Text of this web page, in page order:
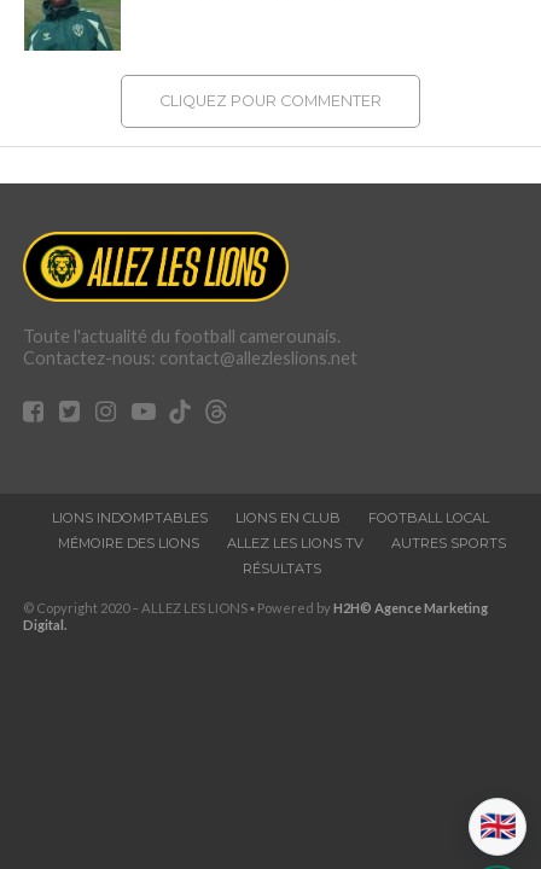
CLIQUEZ POUR COMMENTER
Toute l'actualité du football camerounais.
Contactez-nous: contact@allezleslions.net
LIONS INDOMPTABLES LIONS EN CLUB
FOOTBALL LOCAL
MÉMOIRE DES LIONS
ALLEZ LES LIONS TV
AUTRES SPORTS
RÉSULTATS
© Copyright 2020 – ALLEZ LES LIONS ▪ Powered byH2H© Agence Marketing
Digital.
🇬🇧